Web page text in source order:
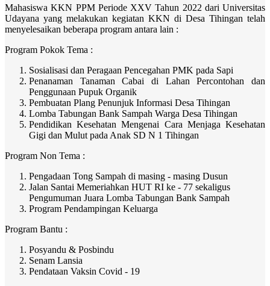
Mahasiswa KKN PPM Periode XXV Tahun 2022 dari Universitas
Udayana yang melakukan kegiatan KKN di Desa Tihingan telah
menyelesaikan beberapa program antara lain :
Program Pokok Tema :
Sosialisasi dan Peragaan Pencegahan PMK pada Sapi
Penanaman Tanaman Cabai di Lahan Percontohan dan
Penggunaan Pupuk Organik
Pembuatan Plang Penunjuk Informasi Desa Tihingan
Lomba Tabungan Bank Sampah Warga Desa Tihingan
Pendidikan Kesehatan Mengenai Cara Menjaga Kesehatan
Gigi dan Mulut pada Anak SD N 1 Tihingan
Program Non Tema :
Pengadaan Tong Sampah di masing - masing Dusun
Jalan Santai Memeriahkan HUT RI ke - 77 sekaligus
Pengumuman Juara Lomba Tabungan Bank Sampah
Program Pendampingan Keluarga
Program Bantu :
Posyandu & Posbindu
Senam Lansia
Pendataan Vaksin Covid - 19